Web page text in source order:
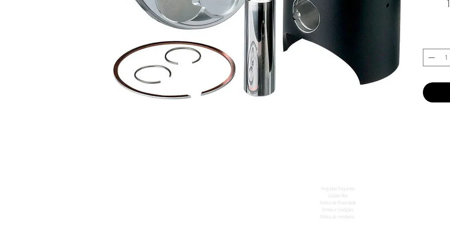
Perguntas frequentes
Contate-Nos
Política de Privacidade
Termos e Condições
Política de reembolso